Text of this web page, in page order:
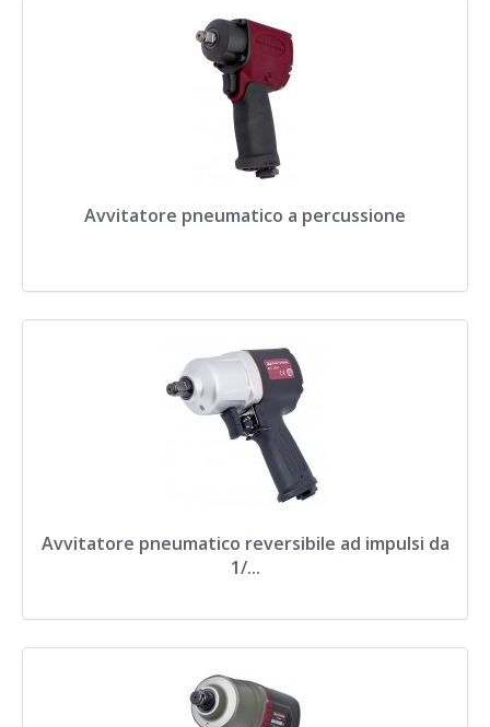
Avvitatore pneumatico a percussione
Avvitatore pneumatico reversibile ad impulsi da
1/...